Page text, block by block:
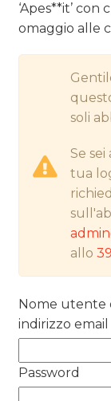
RADIO / AUDIO
TV
DATI
RICERCHE
PREVISIONI/
TREND
CASE HISTORY
‘Apes**it’
omaggio alle
soli
Se
tua
allo
Nome utente
indirizzo email
Password